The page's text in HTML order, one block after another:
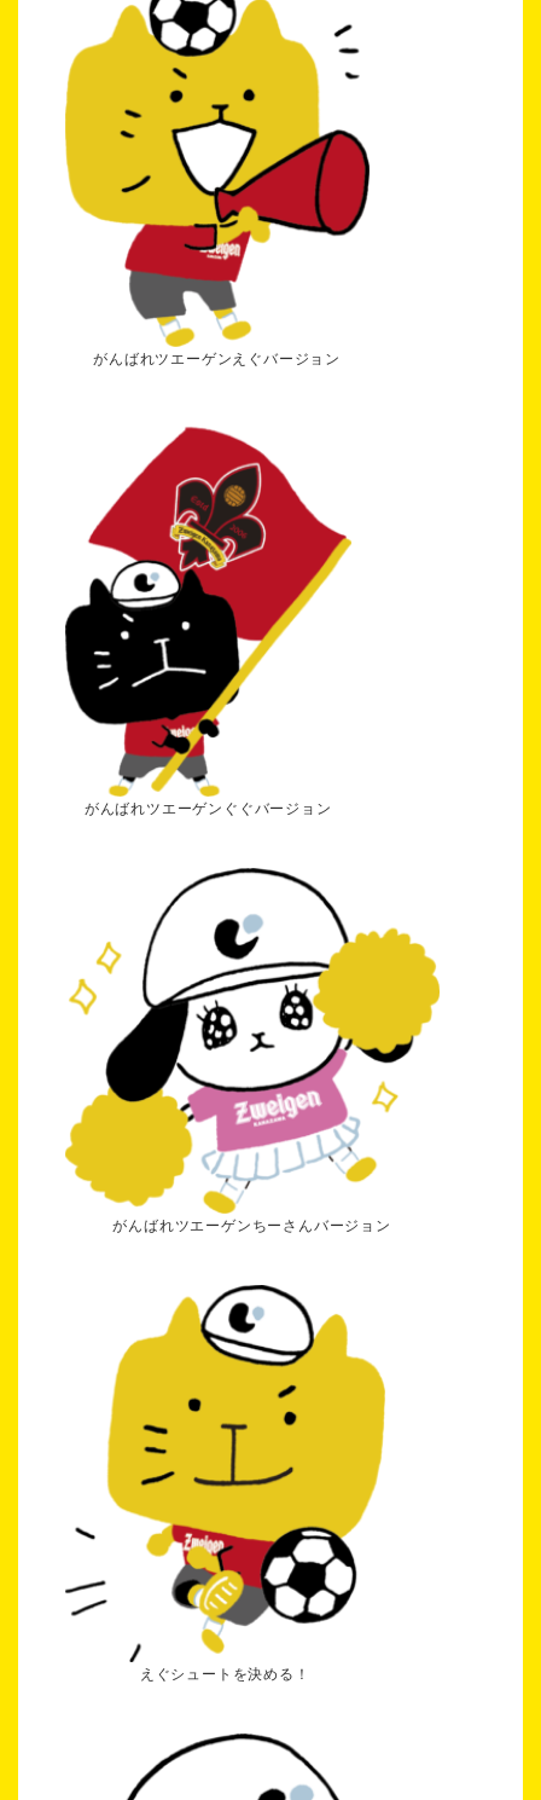
がんばれツエーゲンえぐバージョン
がんばれツエーゲンぐぐバージョン
がんばれツエーゲンちーさんバージョン
えぐシュートを決める！